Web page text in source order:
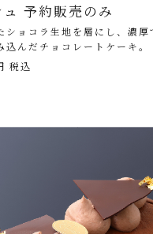
予約販売のみ
ショコラ生地を層にし、濃厚
込んだチョコレートケーキ。
税込